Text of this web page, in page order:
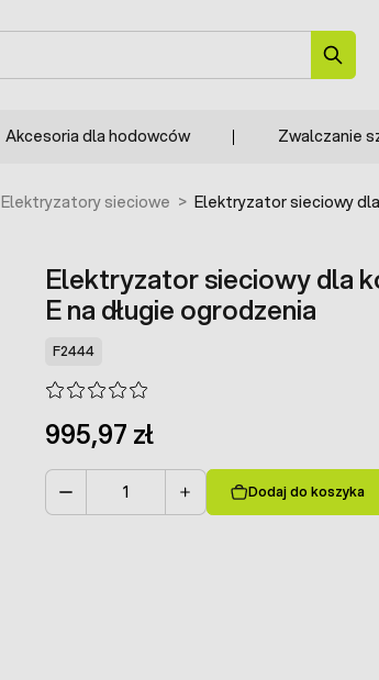
Akcesoria dla hodowców Zwalczanie
Elektryzatory sieciowe > Elektryzator sieciowy
Elektryzator sieciowy dla
E na długie ogrodzenia
F2444
995,97 zł
Dodaj do koszyka